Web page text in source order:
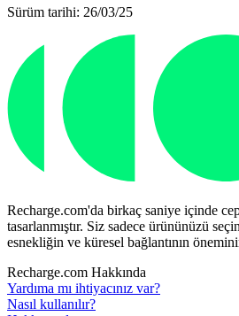
Sürüm tarihi: 26/03/25
Recharge.com'da birkaç saniye içinde
tasarlanmıştır. Siz sadece ürününüzü
esnekliğin ve küresel bağlantının
Recharge.com Hakkında
Yardıma mı ihtiyacınız var?
Nasıl kullanılır?